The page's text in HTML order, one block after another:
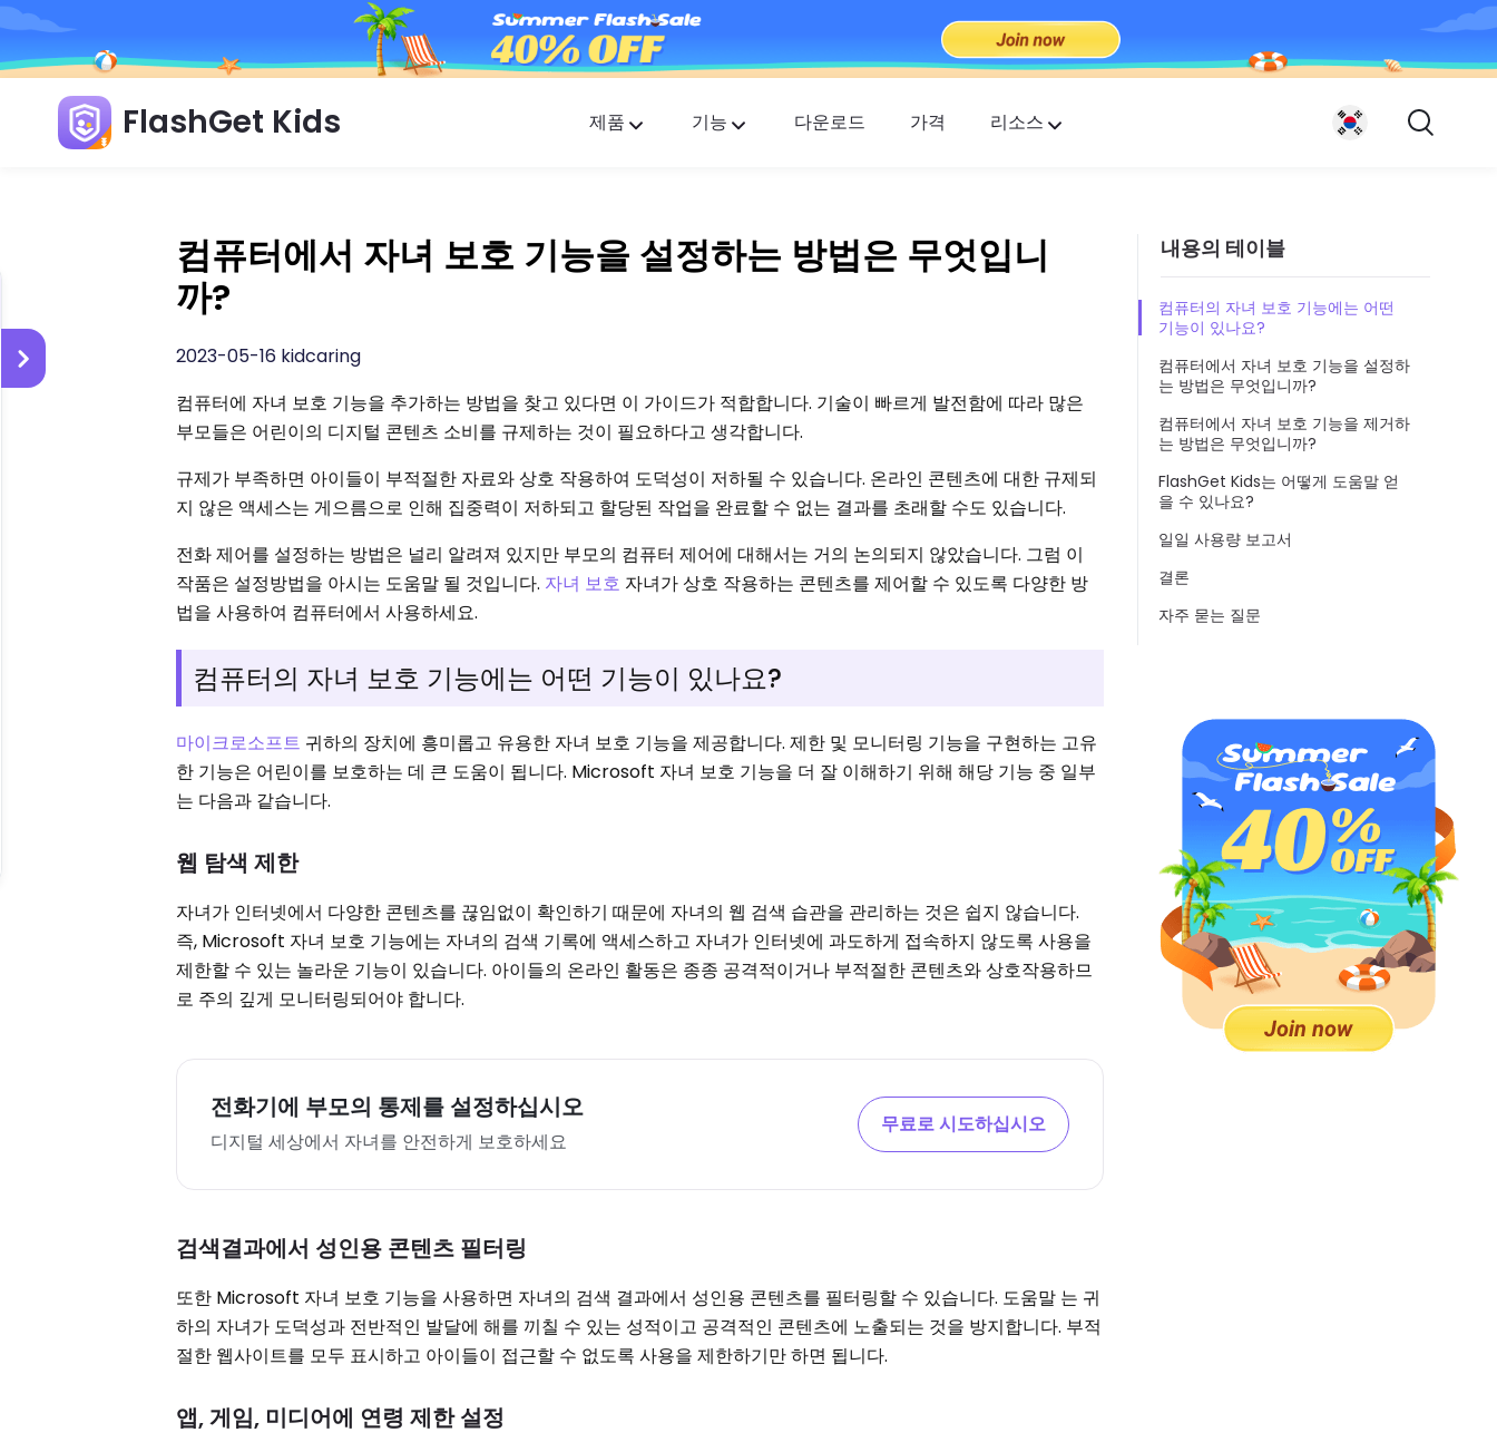
FlashGet Kids 제품
FlashGet Finder
기능 다운로드 가격 리소스
컴퓨터에서 자녀 보호 기능을 설정하는 방법은 무엇입니
까?
2023-05-16 kidcaring
컴퓨터에 자녀 보호 기능을 추가하는 방법을 찾고 있다면 이 가이드가 적합합니다. 기술이 빠르게 발전함에 따라 많은
부모들은 어린이의 디지털 콘텐츠 소비를 규제하는 것이 필요하다고 생각합니다.
규제가 부족하면 아이들이 부적절한 자료와 상호 작용하여 도덕성이 저하될 수 있습니다. 온라인 콘텐츠에 대한 규제되
지 않은 액세스는 게으름으로 인해 집중력이 저하되고 할당된 작업을 완료할 수 없는 결과를 초래할 수도 있습니다.
전화 제어를 설정하는 방법은 널리 알려져 있지만 부모의 컴퓨터 제어에 대해서는 거의 논의되지 않았습니다. 그럼 이
작품은 설정방법을 아시는 도움말 될 것입니다. 자녀 보호 자녀가 상호 작용하는 콘텐츠를 제어할 수 있도록 다양한 방
법을 사용하여 컴퓨터에서 사용하세요.
컴퓨터의 자녀 보호 기능에는 어떤 기능이 있나요?
마이크로소프트 귀하의 장치에 흥미롭고 유용한 자녀 보호 기능을 제공합니다. 제한 및 모니터링 기능을 구현하는 고유
한 기능은 어린이를 보호하는 데 큰 도움이 됩니다. Microsoft 자녀 보호 기능을 더 잘 이해하기 위해 해당 기능 중 일부
는 다음과 같습니다.
웹 탐색 ​​제한
자녀가 인터넷에서 다양한 콘텐츠를 끊임없이 확인하기 때문에 자녀의 웹 검색 습관을 관리하는 것은 쉽지 않습니다.
즉, Microsoft 자녀 보호 기능에는 자녀의 검색 기록에 액세스하고 자녀가 인터넷에 과도하게 접속하지 않도록 사용을
제한할 수 있는 놀라운 기능이 있습니다. 아이들의 온라인 활동은 종종 공격적이거나 부적절한 콘텐츠와 상호작용하므
로 주의 깊게 모니터링되어야 합니다.
전화기에 부모의 통제를 설정하십시오
디지털 세상에서 자녀를 안전하게 보호하세요
무료로 시도하십시오
검색결과에서 성인용 콘텐츠 필터링
또한 Microsoft 자녀 보호 기능을 사용하면 자녀의 검색 결과에서 성인용 콘텐츠를 필터링할 수 있습니다. 도움말 는 귀
하의 자녀가 도덕성과 전반적인 발달에 해를 끼칠 수 있는 성적이고 공격적인 콘텐츠에 노출되는 것을 방지합니다. 부적
절한 웹사이트를 모두 표시하고 아이들이 접근할 수 없도록 사용을 제한하기만 하면 됩니다.
앱, 게임, 미디어에 연령 제한 설정
내용의 테이블
컴퓨터의 자녀 보호 기능에는 어떤
기능이 있나요?
컴퓨터에서 자녀 보호 기능을 설정하
는 방법은 무엇입니까?
컴퓨터에서 자녀 보호 기능을 제거하
는 방법은 무엇입니까?
FlashGet Kids는 어떻게 도움말 얻
을 수 있나요?
일일 사용량 보고서
결론
자주 묻는 질문